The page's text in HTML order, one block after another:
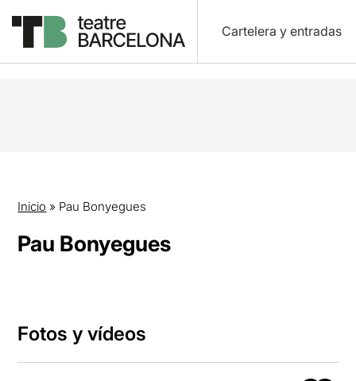
Cartelera y entradas
Inicio » Pau Bonyegues
Pau Bonyegues
Fotos y vídeos